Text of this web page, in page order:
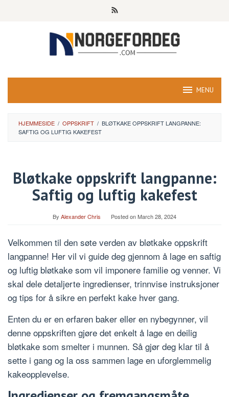
MENU
HJEMMESIDE / OPPSKRIFT / BLØTKAKE OPPSKRIFT LANGPANNE:
SAFTIG OG LUFTIG KAKEFEST
Bløtkake oppskrift langpanne:
Saftig og luftig kakefest
By Alexander Chris Posted onMarch 28, 2024
Velkommen til den søte verden av bløtkake oppskrift
langpanne! Her vil vi guide deg gjennom å lage en saftig
og luftig bløtkake som vil imponere familie og venner. Vi
skal dele detaljerte ingredienser, trinnvise instruksjoner
og tips for å sikre en perfekt kake hver gang.
Enten du er en erfaren baker eller en nybegynner, vil
denne oppskriften gjøre det enkelt å lage en deilig
bløtkake som smelter i munnen. Så gjør deg klar til å
sette i gang og la oss sammen lage en uforglemmelig
kakeopplevelse.